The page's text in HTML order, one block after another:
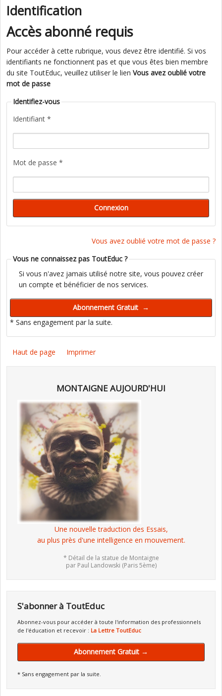
Identification
Accès abonné requis
Pour accéder à cette rubrique, vous devez être identifié. Si vos
identifiants ne fonctionnent pas et que vous êtes bien membre
du site ToutEduc, veuillez utiliser le lien Vous avez oublié votre
mot de passe
Identifiez-vous
Identifiant *
Mot de passe *
Vous avez oublié votre mot de passe ?
Vous ne connaissez pas ToutEduc ?
Si vous n'avez jamais utilisé notre site, vous pouvez créer
un compte et bénéficier de nos services.
* Sans engagement par la suite.
Haut de page Imprimer
MONTAIGNE AUJOURD'HUI
Une nouvelle traduction des Essais,
au plus près d'une intelligence en mouvement.
* Détail de la statue de Montaigne
par Paul Landowski (Paris 5ème)
S'abonner à ToutEduc
Abonnez-vous pour accéder à toute l'information des professionnels
de l'éducation et recevoir : La Lettre ToutEduc
Abonnement Gratuit →
* Sans engagement par la suite.